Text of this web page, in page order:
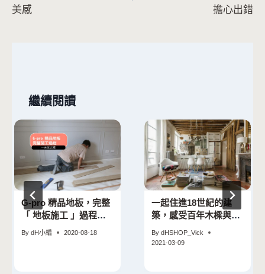
導
美感
擔心出錯
繼續閱讀
G-pro 精品地板，完整
「 地板施工 」過程一
天就完成
By dH小編 2020-08-18
一起住進18世紀的建
築，感受百年木樑與地
次擁有
By dHSHOP_Vick
2021-03-09